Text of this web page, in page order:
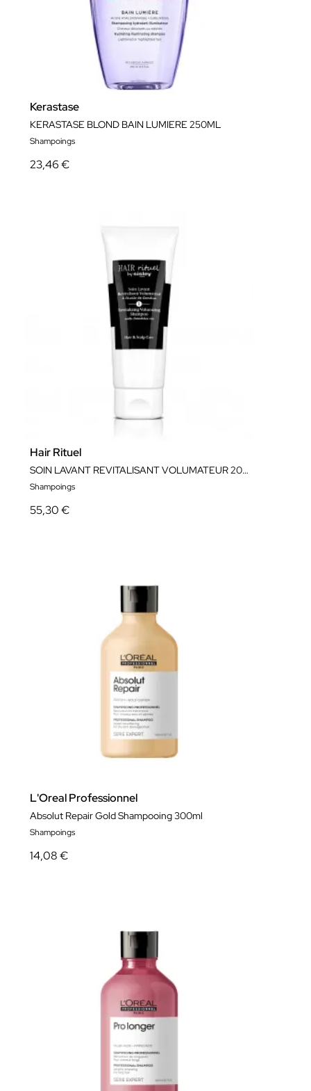
Kerastase
KERASTASE BLOND BAIN LUMIERE 250ML
Shampoings
23,46 €
Hair Rituel
SOIN LAVANT REVITALISANT VOLUMATEUR 200ML
Shampoings
55,30 €
L'Oreal Professionnel
Absolut Repair Gold Shampooing 300ml
Shampoings
14,08 €